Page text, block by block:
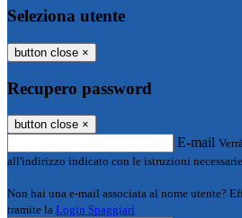
Seleziona utente
button close ×
Recupero password
button close ×
E-mail
all'indirizzo indicato con le istruzioni
Non hai una e-mail associata al nome utente?
tramite la Login Spaggiari